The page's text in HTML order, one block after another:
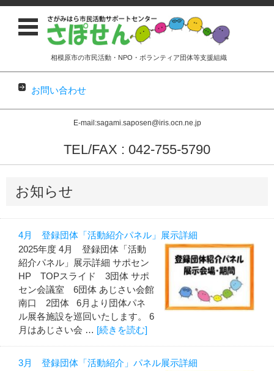
相模原市の市民活動・NPO・ボランティア団体等支援組織
お問い合わせ
E-mail:sagami.saposen@iris.ocn.ne.jp
TEL/FAX : 042-755-5790
コンテンツに移動
お知らせ
4月 登録団体「活動紹介パネル」展示詳細
2025年度 4月 登録団体「活動
紹介パネル」展示詳細 サポセン
HP TOPスライド 3団体 サポ
セン会議室 6団体 あじさい会館
南口 2団体 6月より団体パネ
ル展各施設を巡回いたします。 6
月はあじさい会 … [続きを読む]
3月 登録団体「活動紹介」パネル展示詳細